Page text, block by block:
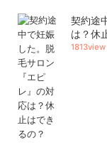
契約途
は？休
1813view